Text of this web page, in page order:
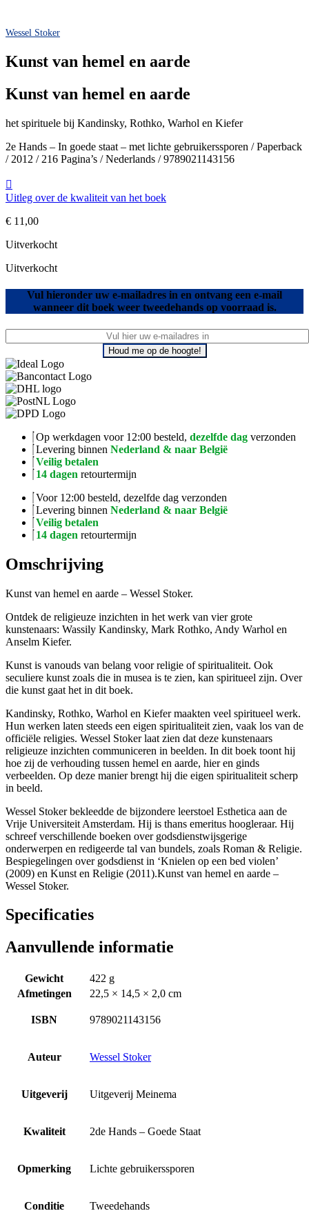
Wessel Stoker
Kunst van hemel en aarde
Kunst van hemel en aarde
het spirituele bij Kandinsky, Rothko, Warhol en Kiefer
2e Hands – In goede staat – met lichte gebruikerssporen / Paperback
/ 2012 / 216 Pagina’s / Nederlands / 9789021143156
Uitleg over de kwaliteit van het boek
€ 11,00
Uitverkocht
Uitverkocht
Vul hieronder uw e-mailadres in en ontvang een e-mail
wanneer dit boek weer tweedehands op voorraad is.
Houd me op de hoogte!
Op werkdagen voor 12:00 besteld, dezelfde dag verzonden
Levering binnen Nederland & naar België
Veilig betalen
14 dagen retourtermijn
Voor 12:00 besteld, dezelfde dag verzonden
Levering binnen Nederland & naar België
Veilig betalen
14 dagen retourtermijn
Omschrijving
Kunst van hemel en aarde – Wessel Stoker.
Ontdek de religieuze inzichten in het werk van vier grote
kunstenaars: Wassily Kandinsky, Mark Rothko, Andy Warhol en
Anselm Kiefer.
Kunst is vanouds van belang voor religie of spiritualiteit. Ook
seculiere kunst zoals die in musea is te zien, kan spiritueel zijn. Over
die kunst gaat het in dit boek.
Kandinsky, Rothko, Warhol en Kiefer maakten veel spiritueel werk.
Hun werken laten steeds een eigen spiritualiteit zien, vaak los van de
officiële religies. Wessel Stoker laat zien dat deze kunstenaars
religieuze inzichten communiceren in beelden. In dit boek toont hij
hoe zij de verhouding tussen hemel en aarde, hier en ginds
verbeelden. Op deze manier brengt hij die eigen spiritualiteit scherp
in beeld.
Wessel Stoker bekleedde de bijzondere leerstoel Esthetica aan de
Vrije Universiteit Amsterdam. Hij is thans emeritus hoogleraar. Hij
schreef verschillende boeken over godsdienstwijsgerige
onderwerpen en redigeerde tal van bundels, zoals Roman & Religie.
Bespiegelingen over godsdienst in ‘Knielen op een bed violen’
(2009) en Kunst en Religie (2011).Kunst van hemel en aarde –
Wessel Stoker.
Specificaties
Aanvullende informatie
Gewicht
422 g
Afmetingen
22,5 × 14,5 × 2,0 cm
ISBN 9789021143156
Auteur Wessel Stoker
Uitgeverij Uitgeverij Meinema
Kwaliteit 2de Hands – Goede Staat
Opmerking Lichte gebruikerssporen
Conditie Tweedehands